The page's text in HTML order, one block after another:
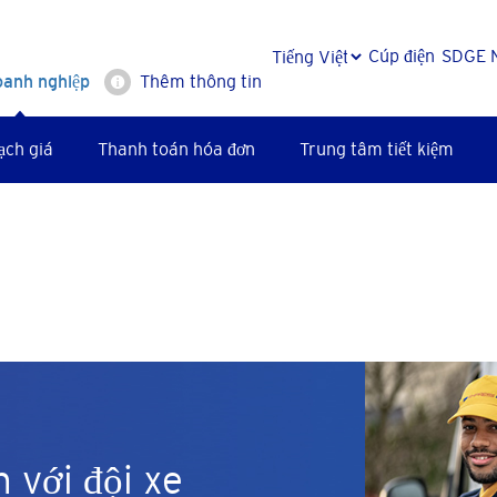
nghiệp Thêm thông tin
Cúp điện SDGE
giá Thanh toán hóa đơn Trung tâm tiết kiệm
với đội xe